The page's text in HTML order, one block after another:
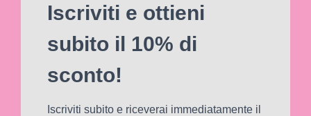
Iscriviti e ottieni
subito il 10% di
sconto!
Iscriviti subito e riceverai immediatamente il